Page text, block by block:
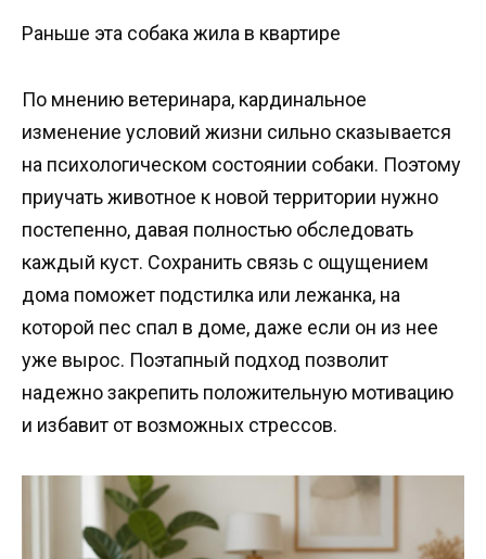
Раньше эта собака жила в квартире
По мнению ветеринара, кардинальное
изменение условий жизни сильно сказывается
на психологическом состоянии собаки. Поэтому
приучать животное к новой территории нужно
постепенно, давая полностью обследовать
каждый куст. Сохранить связь с ощущением
дома поможет подстилка или лежанка, на
которой пес спал в доме, даже если он из нее
уже вырос. Поэтапный подход позволит
надежно закрепить положительную мотивацию
и избавит от возможных стрессов.